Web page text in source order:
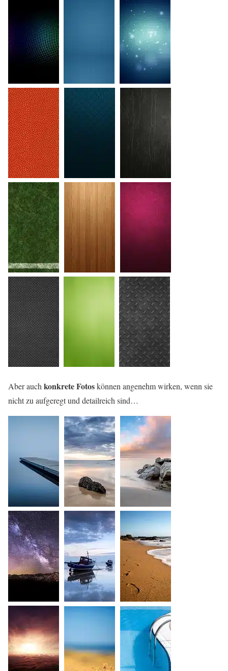
Aber auch konkrete Fotoskönnen angenehm wirken, wenn sie
nicht zu aufgeregt und detailreich sind…